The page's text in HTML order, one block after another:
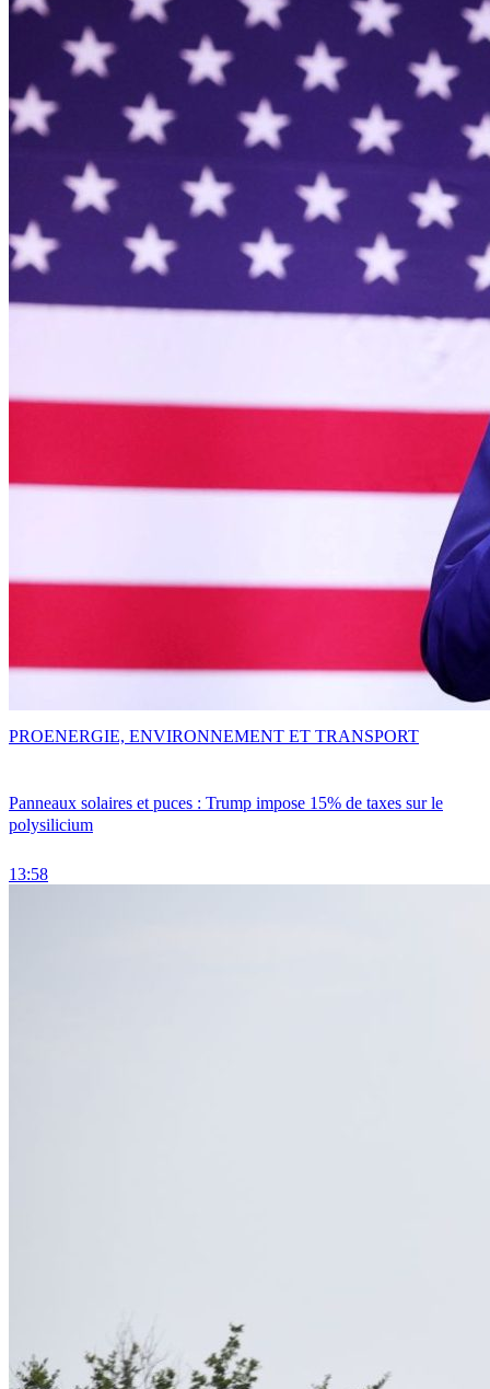
Panneaux solaires et puces : Trump impose 15% de taxes sur le
polysilicium
13:58
PROENERGIE, ENVIRONNEMENT ET TRANSPORT